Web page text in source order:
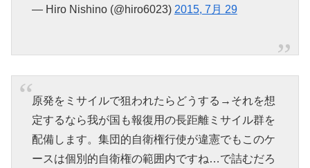
— Hiro Nishino (@hiro6023) 2015, 7月 29
原発をミサイルで狙われたらどうする→それを想
定するなら我が国も報復用の長距離ミサイル群を
配備します。集団的自衛権行使が違憲でもこのケ
ースは個別的自衛権の範囲内ですね…で詰むだろ